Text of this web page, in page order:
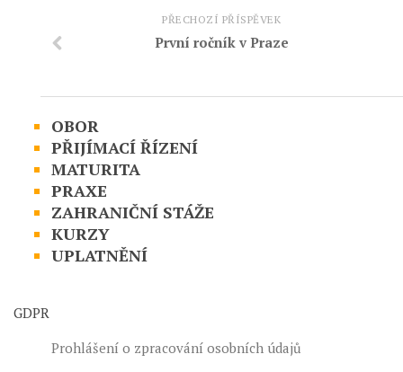
PŘECHOZÍ PŘÍSPĚVEK
První ročník v Praze
OBOR
PŘIJÍMACÍ ŘÍZENÍ
MATURITA
PRAXE
ZAHRANIČNÍ STÁŽE
KURZY
UPLATNĚNÍ
GDPR
Prohlášení o zpracování osobních údajů